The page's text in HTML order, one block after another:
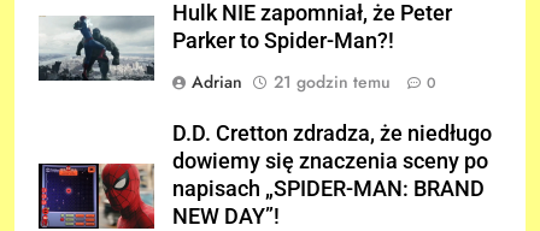
Hulk NIE zapomniał, że Peter
Parker to Spider-Man?!
Adrian
21 godzin temu 0
D.D. Cretton zdradza, że niedługo
dowiemy się znaczenia sceny po
napisach „SPIDER-MAN: BRAND
NEW DAY”!